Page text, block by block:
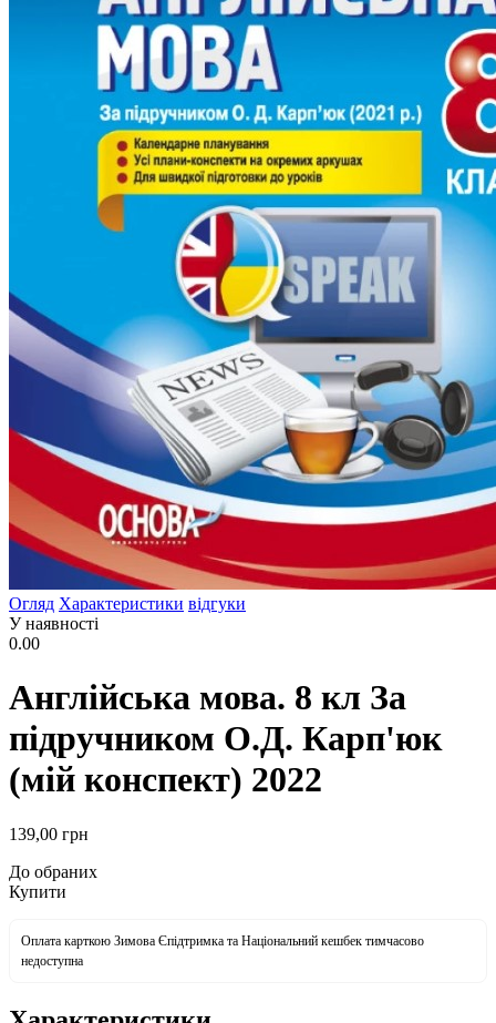
Огляд Характеристики відгуки
У наявності
0.00
Англійська мова. 8 кл За
підручником О.Д. Карп'юк
(мій конспект) 2022
139,00 грн
До обраних
Купити
Оплата карткою Зимова Єпідтримка та Національний кешбек тимчасово
недоступна